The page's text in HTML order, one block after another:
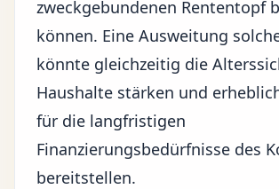
zweckgebundenen Rententopf
können. Eine Ausweitung
könnte gleichzeitig die
Haushalte stärken und
für die langfristigen
Finanzierungsbedürfnisse des
bereitstellen.